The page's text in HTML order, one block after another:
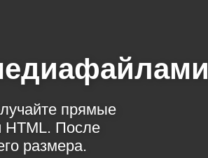
прямые
После
размера.